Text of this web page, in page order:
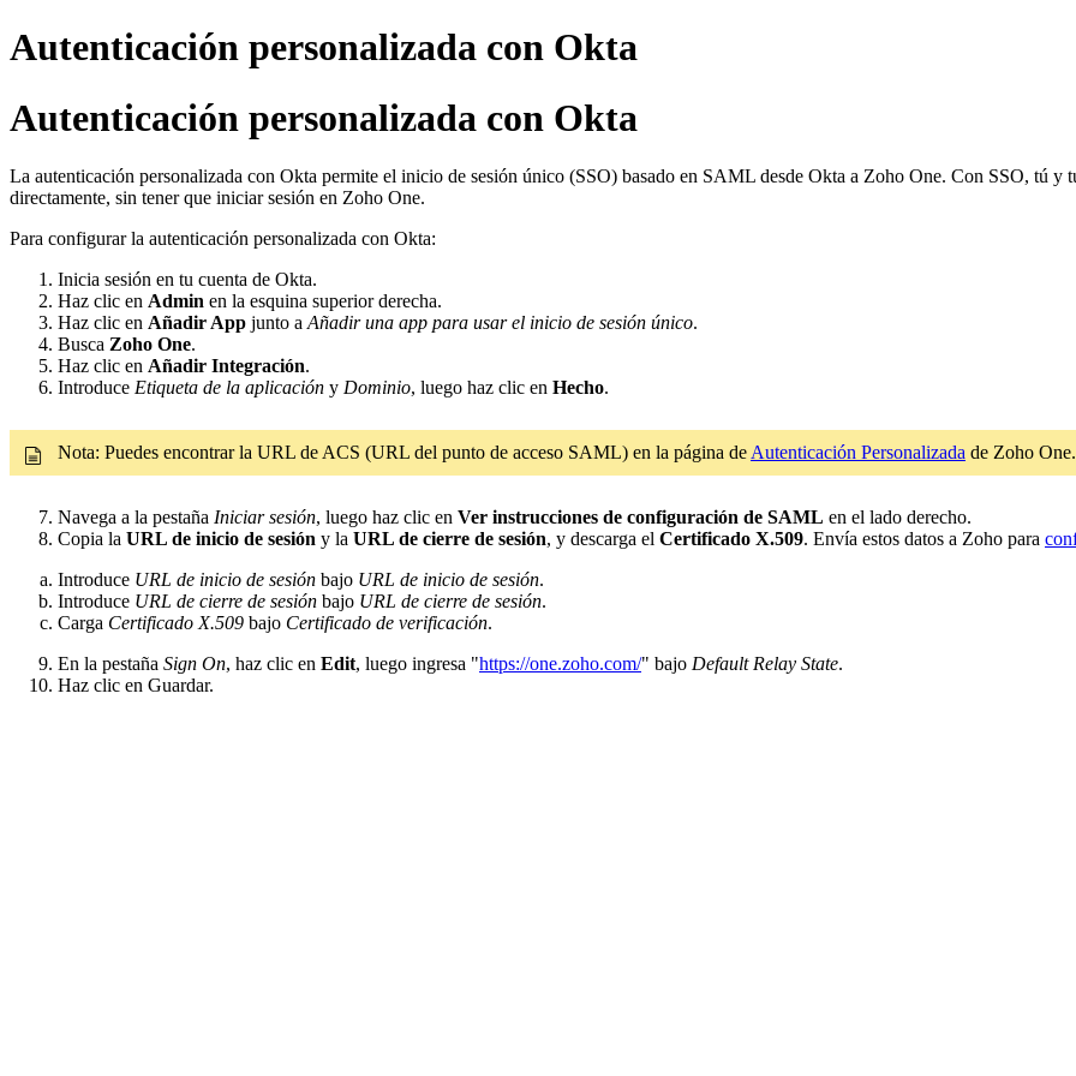
Autenticación personalizada con Okta
Autenticación personalizada con Okta
La autenticación personalizada con Okta permite el inicio de sesión único (SSO) basado en SAML desde Okta a Zoho One. Con SSO, tú y
directamente, sin tener que iniciar sesión en Zoho One.
Para configurar la autenticación personalizada con Okta:
Inicia sesión en tu cuenta de Okta.
Haz clic en Admin en la esquina superior derecha.
Haz clic en Añadir App junto a Añadir una app para usar el inicio de sesión único.
Busca Zoho One.
Haz clic en Añadir Integración.
Introduce Etiqueta de la aplicación y Dominio, luego haz clic en Hecho.
Nota: Puedes encontrar la URL de ACS (URL del punto de acceso SAML) en la página de Autenticación Personalizada de Zoho One.
Navega a la pestaña Iniciar sesión, luego haz clic en Ver instrucciones de configuración de SAML en el lado derecho.
Copia la URL de inicio de sesión y la URL de cierre de sesión, y descarga el Certificado X.509. Envía estos datos a Zoho para
Introduce URL de inicio de sesión bajo URL de inicio de sesión.
Introduce URL de cierre de sesión bajo URL de cierre de sesión.
Carga Certificado X.509 bajo Certificado de verificación.
En la pestaña Sign On, haz clic en Edit, luego ingresa "https://one.zoho.com/" bajo Default Relay State.
Haz clic en Guardar.